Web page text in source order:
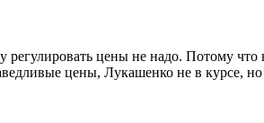
цены не надо. Потому что
цены, Лукашенко не в курсе, но